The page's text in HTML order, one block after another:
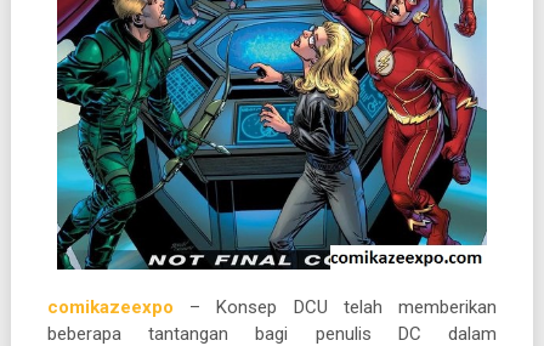
comikazeexpo
– Konsep DCU telah memberikan
beberapa tantangan bagi penulis DC dalam